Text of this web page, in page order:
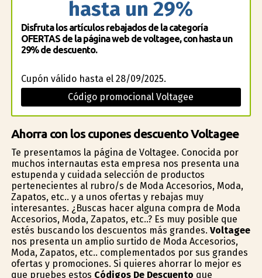
hasta un 29%
Disfruta los artículos rebajados de la categoría
OFERTAS de la página web de voltagee, con hasta un
29% de descuento.
Cupón válido hasta el 28/09/2025.
Código promocional Voltagee
Ahorra con los cupones descuento Voltagee
Te presentamos la página de Voltagee. Conocida por
muchos internautas esta empresa nos presenta una
estupenda y cuidada selección de productos
pertenecientes al rubro/s de Moda Accesorios, Moda,
Zapatos, etc.. y a unos ofertas y rebajas muy
interesantes. ¿Buscas hacer alguna compra de Moda
Accesorios, Moda, Zapatos, etc..? Es muy posible que
estés buscando los descuentos más grandes. Voltagee
nos presenta un amplio surtido de Moda Accesorios,
Moda, Zapatos, etc.. complementados por sus grandes
ofertas y promociones. Si quieres ahorrar lo mejor es
que pruebes estos Códigos De Descuento que